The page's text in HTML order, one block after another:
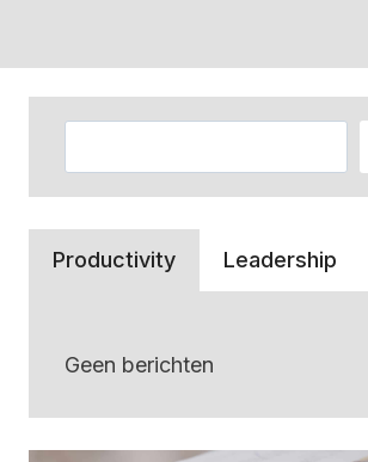
Productivity Leadership
Geen berichten